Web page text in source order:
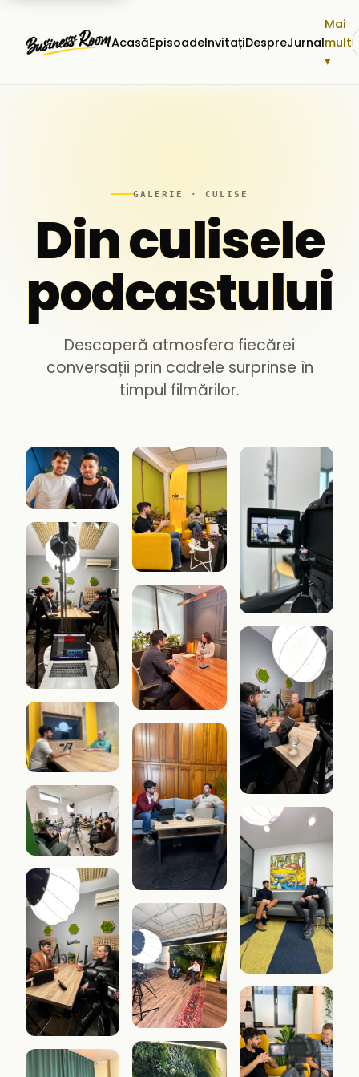
AcasăEpisoadeInvitațiDespreJurnal
Mai
mult
▾
GALERIE · CULISE
Din culisele
podcastului
Descoperă atmosfera fiecărei
conversații prin cadrele surprinse în
timpul filmărilor.